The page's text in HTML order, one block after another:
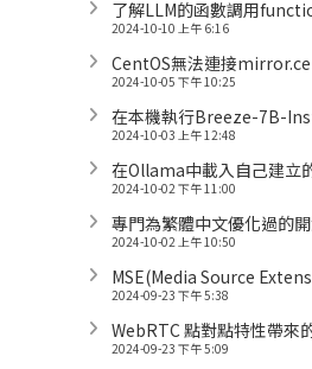
了解LLM的函數調用
2024-10-10 上午 6:16
CentOS無法連接
2024-10-05 下午 10:25
在本機執行Breeze-7B-
2024-10-03 上午 12:48
在Ollama中載入自己建立
2024-10-02 下午 11:00
專門為繁體中文優化過的
2024-10-02 上午 10:50
MSE(Media Source
2024-09-23 下午 5:38
WebRTC 點對點特性帶來
2024-09-23 下午 5:09